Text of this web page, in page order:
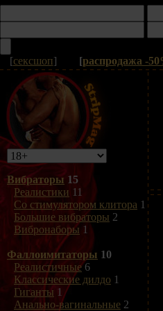
[сексшоп] [распродажа -
Вибраторы 15
Реалистики 11
Со стимулятором клитора 1
Большие вибраторы 2
Вибронаборы 1
Фаллоимитаторы 10
Реалистичные6
Классические дилдо 1
Гиганты 1
Анально-вагинальные 2